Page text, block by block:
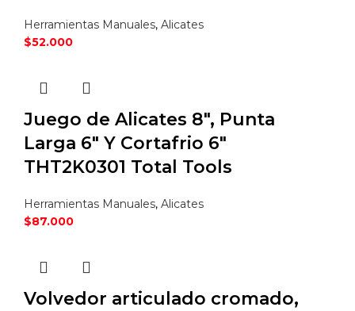
Herramientas Manuales, Alicates
$52.000
Juego de Alicates 8″, Punta
Larga 6″ Y Cortafrio 6″
THT2K0301 Total Tools
Herramientas Manuales, Alicates
$87.000
Volvedor articulado cromado,